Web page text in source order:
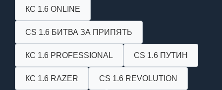
КС 1.6 ONLINE
CS 1.6 БИТВА ЗА ПРИПЯТЬ
КС 1.6 PROFESSIONAL CS 1.6 ПУТИН
КС 1.6 RAZER CS 1.6 REVOLUTION